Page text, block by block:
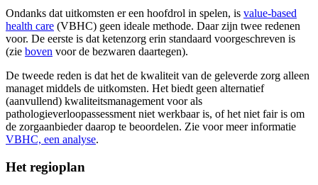
Ondanks dat uitkomsten er een hoofdrol in spelen, is value-based
health care (VBHC) geen ideale methode. Daar zijn twee redenen
voor. De eerste is dat ketenzorg erin standaard voorgeschreven is
(zie boven voor de bezwaren daartegen).
De tweede reden is dat het de kwaliteit van de geleverde zorg alleen
managet middels de uitkomsten. Het biedt geen alternatief
(aanvullend) kwaliteitsmanagement voor als
pathologieverloopassessment niet werkbaar is, of het niet fair is om
de zorgaanbieder daarop te beoordelen. Zie voor meer informatie
VBHC, een analyse.
Het regioplan